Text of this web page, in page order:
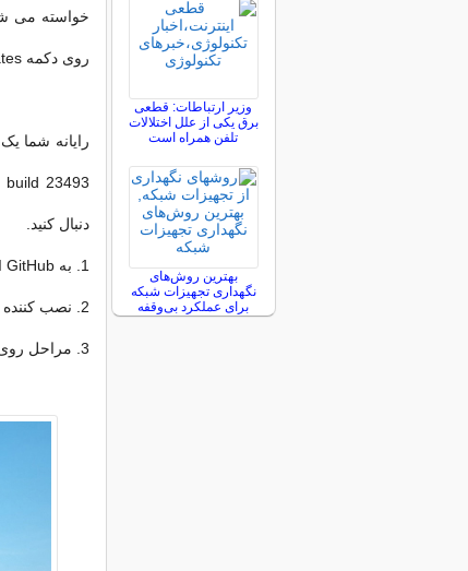
روی دکمه Check for Updates کلیک کنید.
دنبال کنید.
1. به ViveTool GUI GitHub بروید و آخرین نسخه را دانلود کنید.
2. نصب کننده را راه اندازی کنید.
3. مراحل روی صفحه نمایش خود را دنبال کنید.
وزیر ارتباطات: قطعی
برق یکی از علل اختلالات
تلفن همراه است
بهترین روش‌های
نگهداری تجهیزات شبکه
برای عملکرد بی‌وقفه